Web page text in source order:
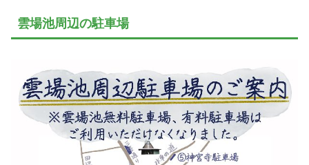
雲場池周辺の駐車場